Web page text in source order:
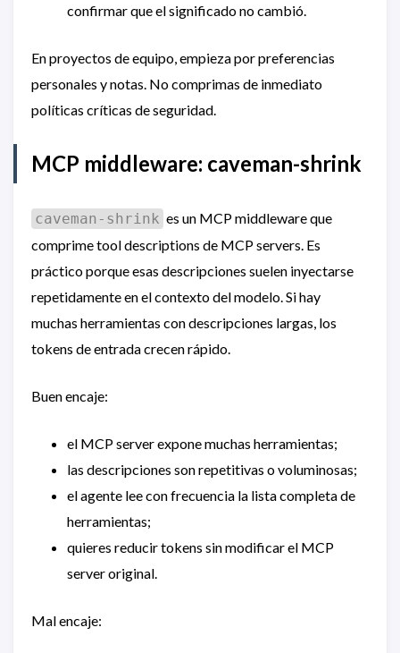
confirmar que el significado no cambió.
En proyectos de equipo, empieza por preferencias
personales y notas. No comprimas de inmediato
políticas críticas de seguridad.
MCP middleware: caveman-shrink
caveman-shrink es un MCP middleware que
comprime tool descriptions de MCP servers. Es
práctico porque esas descripciones suelen inyectarse
repetidamente en el contexto del modelo. Si hay
muchas herramientas con descripciones largas, los
tokens de entrada crecen rápido.
Buen encaje:
el MCP server expone muchas herramientas;
las descripciones son repetitivas o voluminosas;
el agente lee con frecuencia la lista completa de
herramientas;
quieres reducir tokens sin modificar el MCP
server original.
Mal encaje: